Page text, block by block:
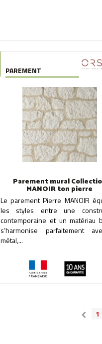
PAREMENT
Parement mural
MANOIR ton pierre
Le parement Pierre MANOIR
les styles entre une
contemporaine et un matériau
s’harmonise parfaitement
métal,...
1